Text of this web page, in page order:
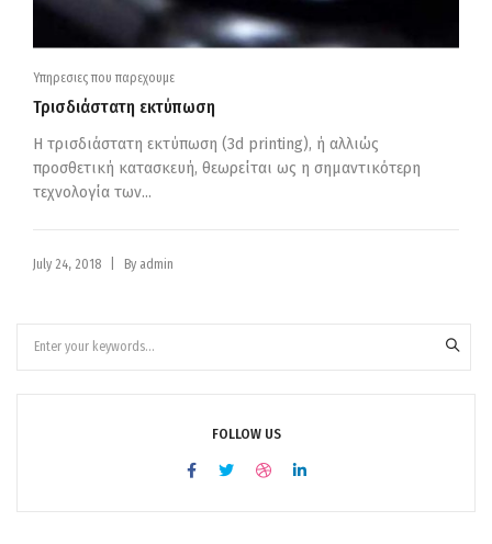
Υπηρεσιες που παρεχουμε
Τρισδιάστατη εκτύπωση
Η τρισδιάστατη εκτύπωση (3d printing), ή αλλιώς
προσθετική κατασκευή, θεωρείται ως η σημαντικότερη
τεχνολογία των...
July 24, 2018 By admin
FOLLOW US